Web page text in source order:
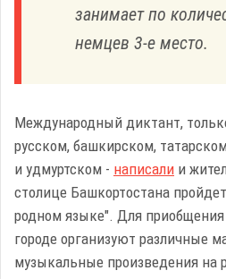
занимает по
немцев 3-е место.
Международный диктант,
русском, башкирском,
и удмуртском - написали и
столице Башкортостана
родном языке". Для приобщения
городе организуют различные
музыкальные произведения на